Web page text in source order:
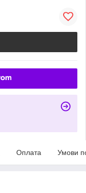
Оплата Умови